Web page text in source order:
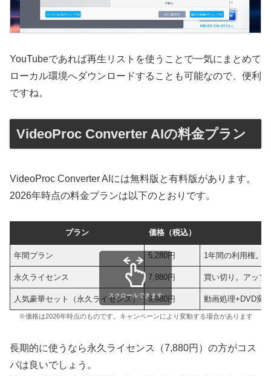
YouTubeであれば再生リストを使うことで一気にまとめて
ローカル環境へダウンロードすることも可能なので、便利
ですね。
VideoProc Converter AIの料金プラン
VideoProc Converter AIには無料版と有料版があります。
2026年時点の料金プランは以下のとおりです。
プラン 価格（税込）
年間プラン 5,280円 1年間の利用権。
永久ライセンス 7,880円 買い切り。アップ
人気豪華セット（永久ライセンス） 9,980円 動画処理+DVD変
スクロールできます
※価格は2026年時点のものです。キャンペーンにより変動する場合があります
長期的に使うなら永久ライセンス（7,880円）の方がコス
パは良いでしょう。